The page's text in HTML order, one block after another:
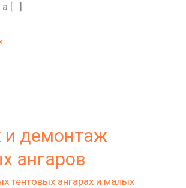
[…]
демонтаж
ангаров
тентовых ангарах и малых